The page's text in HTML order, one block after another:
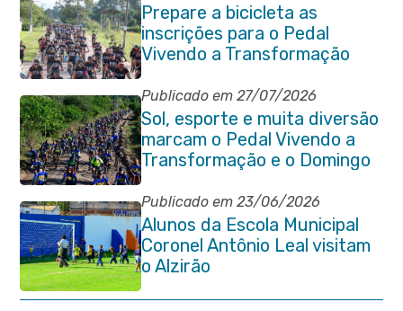
Prepare a bicicleta as
inscrições para o Pedal
Vivendo a Transformação
estão abertas em Itaboraí
Publicado em 27/07/2026
Sol, esporte e muita diversão
marcam o Pedal Vivendo a
Transformação e o Domingo
no Parque Paleontológico
Publicado em 23/06/2026
Alunos da Escola Municipal
Coronel Antônio Leal visitam
o Alzirão